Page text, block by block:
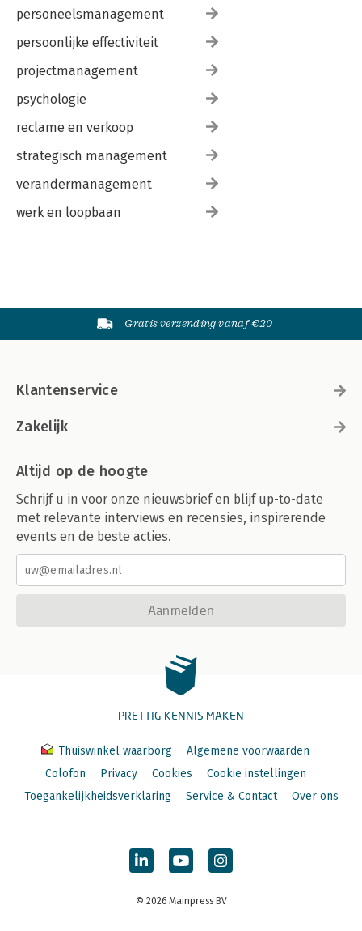
personeelsmanagement
persoonlijke effectiviteit
projectmanagement
psychologie
reclame en verkoop
strategisch management
verandermanagement
werk en loopbaan
Gratis verzending vanaf €20
Klantenservice
Zakelijk
Altijd op de hoogte
Schrijf u in voor onze nieuwsbrief en blijf up-to-date
met relevante interviews en recensies, inspirerende
events en de beste acties.
Aanmelden
PRETTIG KENNIS MAKEN
Thuiswinkel waarborg
Algemene voorwaarden
Colofon
Privacy Cookies
Cookie instellingen
Toegankelijkheidsverklaring
Service & Contact Over ons
© 2026 Mainpress BV